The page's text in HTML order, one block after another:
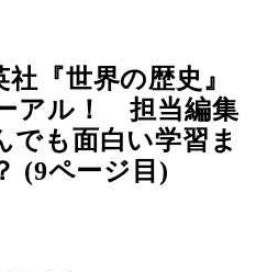
社『世界の歴史』
アル！ 担当編集
でも面白い学習ま
(9ページ目)